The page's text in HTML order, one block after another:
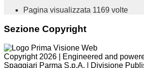
Pagina visualizzata 1169 volte
Sezione Copyright
Copyright 2026 | Engineered and
Spaggiari Parma S.p.A. | Divisione